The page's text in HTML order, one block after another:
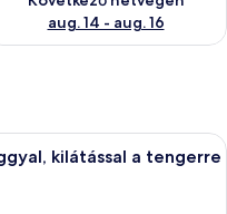
aug. 14 - aug. 16
modern hálószoba, amelyben
kilátással a tengerre